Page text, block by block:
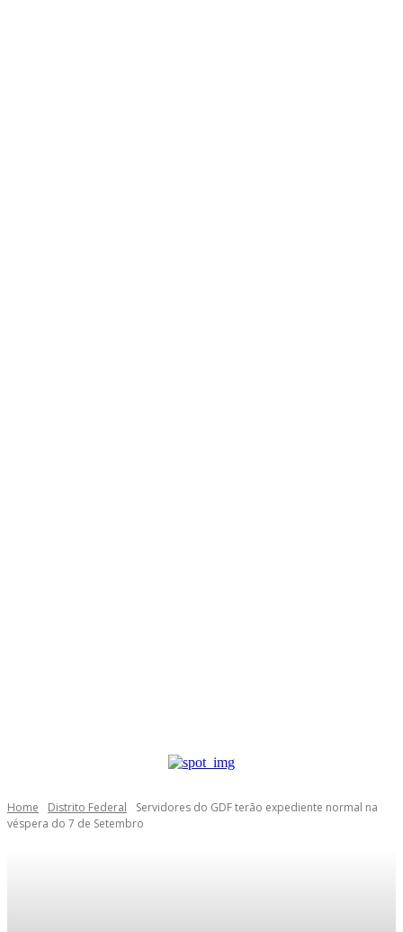
Home Distrito Federal
Servidores do GDF terão expediente normal na
véspera do 7 de Setembro